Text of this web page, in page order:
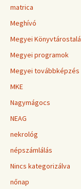
matrica
Meghívó
Megyei
Megyei programok
Megyei továbbképzés
MKE
Nagymágocs
NEAG
nekrológ
népszámlálás
Nincs kategorizálva
nőnap